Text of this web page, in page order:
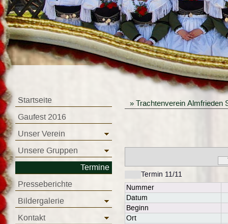
Startseite
Gaufest 2016
Unser Verein
Unsere Gruppen
Termine
Presseberichte
Bildergalerie
Kontakt
» Trachtenverein Almfrieden
Termin 11/11
Nummer
Datum
Beginn
Ort